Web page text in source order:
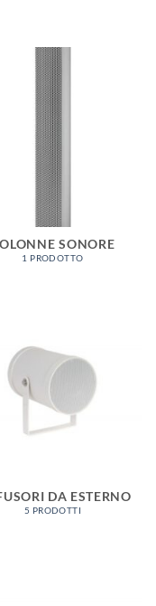
SONORE
1 PRODOTTO
DA ESTERNO
5 PRODOTTI